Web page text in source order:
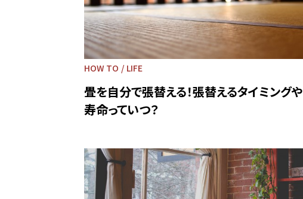
HOW TO LIFE
畳を自分で張替える！張替えるタイミングや
寿命っていつ？